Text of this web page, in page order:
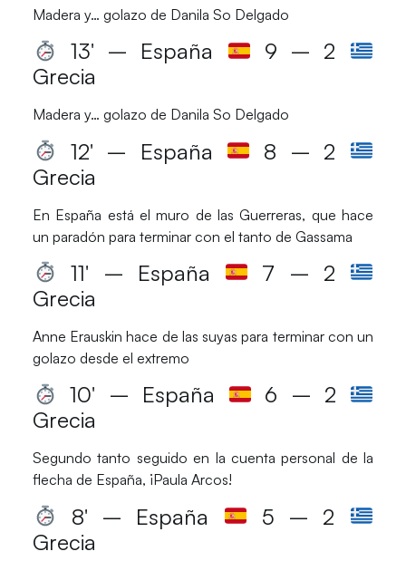
Madera y… golazo de Danila So Delgado
13′ – España
9 – 2
Grecia
Madera y… golazo de Danila So Delgado
12′ – España
8 – 2
Grecia
En España está el muro de lasGuerreras, que hace
un paradón para terminar con el tanto de Gassama
11′ – España
7 – 2
Grecia
Anne Erauskin hace de las suyas para terminar con un
golazo desde el extremo
10′ – España
6 – 2
Grecia
Segundo tanto seguido en la cuenta personal de la
flecha de España, ¡Paula Arcos!
8′ – España
5 – 2
Grecia